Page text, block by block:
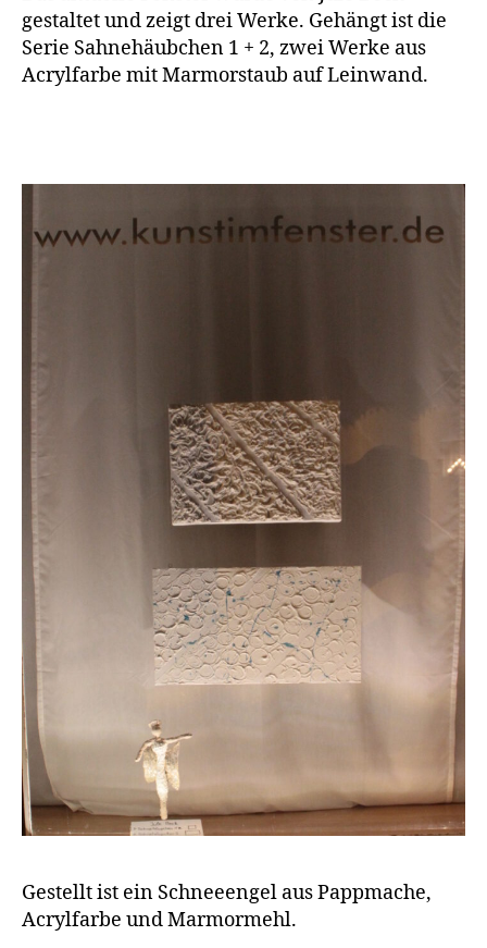
gestaltet und zeigt drei Werke. Gehängt ist die
Serie Sahnehäubchen 1 + 2, zwei Werke aus
Acrylfarbe mit Marmorstaub auf Leinwand.
Gestellt ist ein Schneeengel aus Pappmache,
Acrylfarbe und Marmormehl.